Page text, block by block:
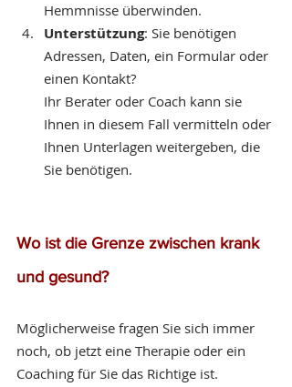
Hemmnisse überwinden.
Unterstützung: Sie benötigen
Adressen, Daten, ein Formular oder
einen Kontakt?
Ihr Berater oder Coach kann sie
Ihnen in diesem Fall vermitteln oder
Ihnen Unterlagen weitergeben, die
Sie benötigen.
Wo ist die Grenze zwischen krank
und gesund?
Möglicherweise fragen Sie sich immer
noch, ob jetzt eine Therapie oder ein
Coaching für Sie das Richtige ist.